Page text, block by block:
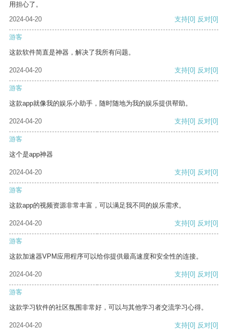
用担心了。
2024-04-20
支持[0] 反对[0]
游客
这款软件简直是神器，解决了我所有问题。
2024-04-20 支持[0] 反对[0]
游客
这款app就像我的娱乐小助手，随时随地为我的娱乐提供帮助。
2024-04-20 支持[0] 反对[0]
游客
这个是app神器
2024-04-20 支持[0] 反对[0]
游客
这款app的视频资源非常丰富，可以满足我不同的娱乐需求。
2024-04-20 支持[0] 反对[0]
游客
这款加速器VPM应用程序可以给你提供最高速度和安全性的连接。
2024-04-20 支持[0] 反对[0]
游客
这款学习软件的社区氛围非常好，可以与其他学习者交流学习心得。
2024-04-20 支持[0] 反对[0]